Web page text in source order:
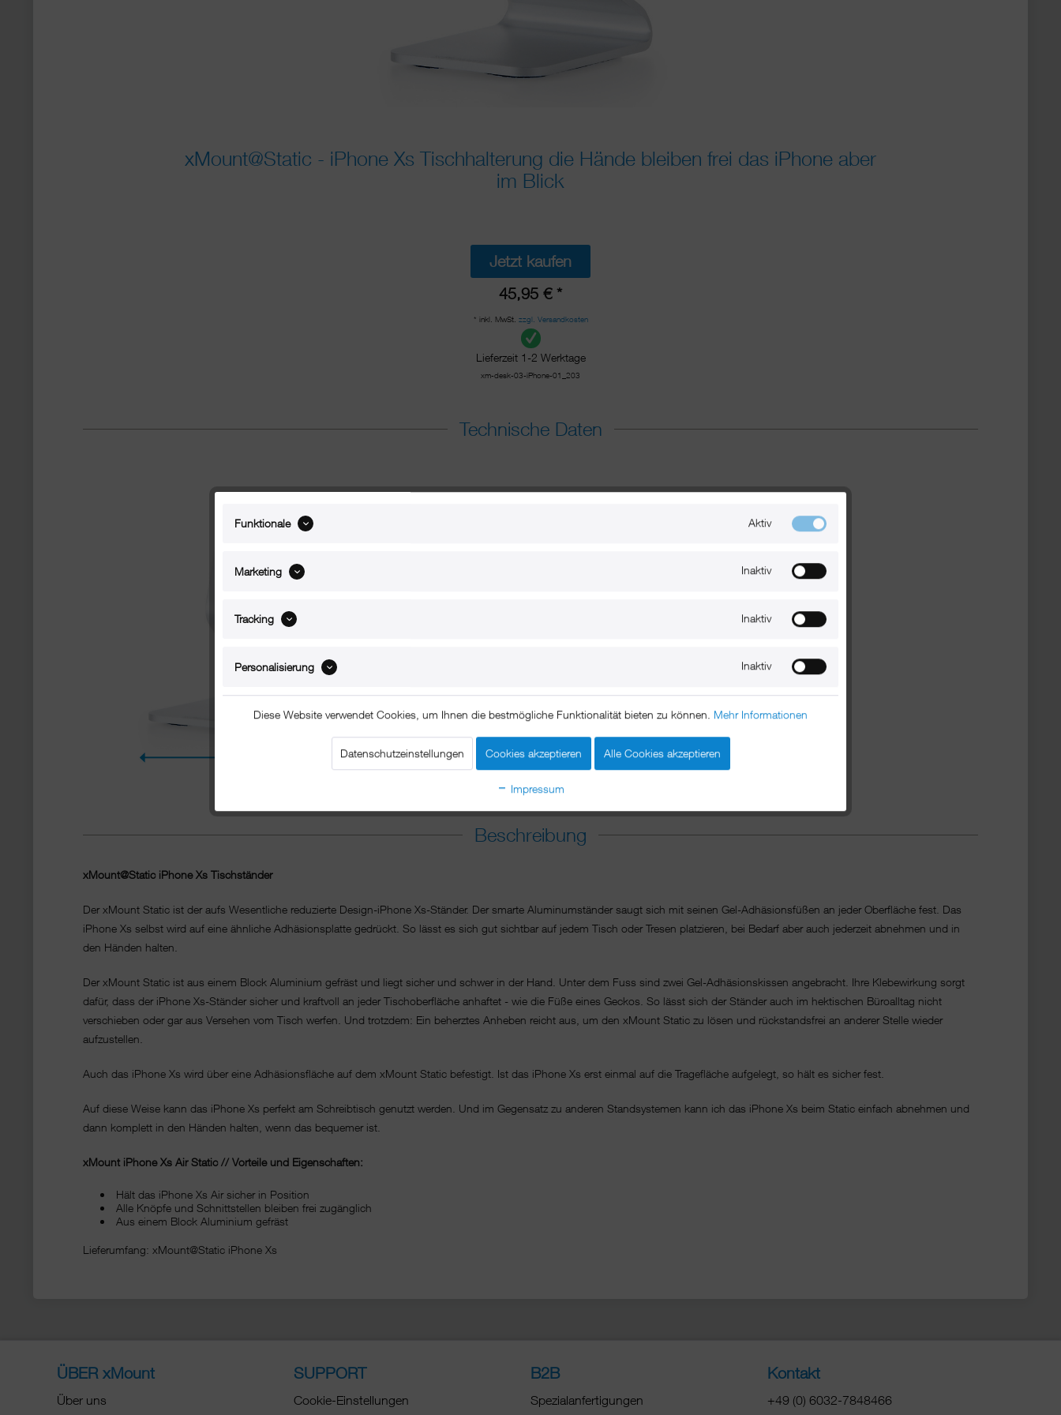
xMount@Static - iPhone Xs Tischhalterung die Hände bleiben frei das iPhone aber
im Blick
Jetzt kaufen
45,95 € *
* inkl. MwSt. zzgl. Versandkosten
Lieferzeit 1-2 Werktage
xm-desk-03-iPhone-01_203
Technische Daten
Beschreibung
xMount@Static iPhone Xs Tischständer
Der xMount Static ist der aufs Wesentliche reduzierte Design-iPhone Xs-Ständer. Der smarte Aluminumständer saugt sich mit seinen Gel-Adhäsionsfüßen an jeder Oberfläche fest. Das
iPhone Xs selbst wird auf eine ähnliche Adhäsionsplatte gedrückt. So lässt es sich gut sichtbar auf jedem Tisch oder Tresen platzieren, bei Bedarf aber auch jederzeit abnehmen und in
den Händen halten.
Der xMount Static ist aus einem Block Aluminium gefräst und liegt sicher und schwer in der Hand. Unter dem Fuss sind zwei Gel-Adhäsionskissen angebracht. Ihre Klebewirkung sorgt
dafür, dass der iPhone Xs-Ständer sicher und kraftvoll an jeder Tischoberfläche anhaftet - wie die Füße eines Geckos. So lässt sich der Ständer auch im hektischen Büroalltag nicht
verschieben oder gar aus Versehen vom Tisch werfen. Und trotzdem: Ein beherztes Anheben reicht aus, um den xMount Static zu lösen und rückstandsfrei an anderer Stelle wieder
aufzustellen.
Auch das iPhone Xs wird über eine Adhäsionsfläche auf dem xMount Static befestigt. Ist das iPhone Xs erst einmal auf die Tragefläche aufgelegt, so hält es sicher fest.
Auf diese Weise kann das iPhone Xs perfekt am Schreibtisch genutzt werden. Und im Gegensatz zu anderen Standsystemen kann ich das iPhone Xs beim Static einfach abnehmen und
dann komplett in den Händen halten, wenn das bequemer ist.
xMount iPhone Xs Air Static // Vorteile und Eigenschaften:
Hält das iPhone Xs Air sicher in Position
Alle Knöpfe und Schnittstellen bleiben frei zugänglich
Aus einem Block Aluminium gefräst
Lieferumfang: xMount@Static iPhone Xs
ÜBER xMount
Über uns
SUPPORT
Cookie-Einstellungen
B2B
Spezialanfertigungen
Kontakt
+49 (0) 6032-7848466
Funktionale Aktiv
Marketing Inaktiv
Tracking Inaktiv
Personalisierung Inaktiv
Diese Website verwendet Cookies, um Ihnen die bestmögliche Funktionalität bieten zu können. Mehr Informationen
Datenschutzeinstellungen Cookies akzeptieren Alle Cookies akzeptieren
Impressum